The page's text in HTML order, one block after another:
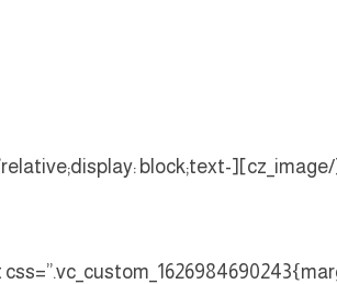
id=”cz_33762″][/cz_image][cz_image css_position=”relative;display: block;text-
vc_column][vc_column width=”1/3″][vc_column_text